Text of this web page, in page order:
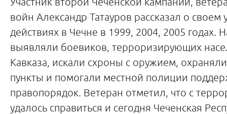
войн Александр Татауров рассказал о своем
действиях в Чечне в 1999, 2004, 2005 годах.
выявляли боевиков, терроризирующих
Кавказа, искали схроны с оружием,
пункты и помогали местной полиции
правопорядок. Ветеран отметил, что с
удалось справиться и сегодня Чеченская